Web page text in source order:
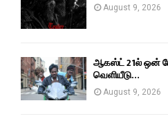
August 9, 2026
ஆகஸ்ட் 21ல் ஒன்
வெளியீடு…
August 9, 2026